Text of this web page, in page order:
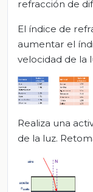
refracción de
El índice de
aumentar el
velocidad de la
Realiza una
de la luz.